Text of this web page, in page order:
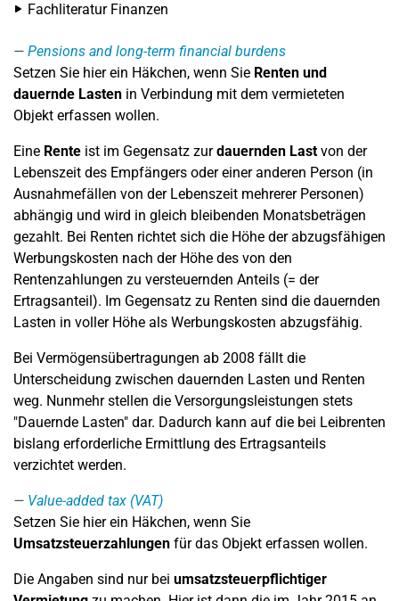
Fachliteratur Finanzen
Pensions and long-term financial burdens
Setzen Sie hier ein Häkchen, wenn Sie Renten und
dauernde Lasten in Verbindung mit dem vermieteten
Objekt erfassen wollen.
Eine Rente ist im Gegensatz zurdauernden Lastvon der
Lebenszeit des Empfängers oder einer anderen Person (in
Ausnahmefällen von der Lebenszeit mehrerer Personen)
abhängig und wird in gleich bleibenden Monatsbeträgen
gezahlt. Bei Renten richtet sich die Höhe der abzugsfähigen
Werbungskosten nach der Höhe des von den
Rentenzahlungen zu versteuernden Anteils (= der
Ertragsanteil). Im Gegensatz zu Renten sind die dauernden
Lasten in voller Höhe als Werbungskosten abzugsfähig.
Bei Vermögensübertragungen ab 2008 fällt die
Unterscheidung zwischen dauernden Lasten und Renten
weg. Nunmehr stellen die Versorgungsleistungen stets
"Dauernde Lasten" dar. Dadurch kann auf die bei Leibrenten
bislang erforderliche Ermittlung des Ertragsanteils
verzichtet werden.
Value-added tax (VAT)
Setzen Sie hier ein Häkchen, wenn Sie
Umsatzsteuerzahlungen für das Objekt erfassen wollen.
Die Angaben sind nur bei umsatzsteuerpflichtiger